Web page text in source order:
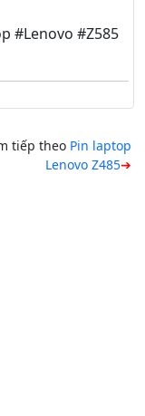
#Lenovo #Z585
tiếp theo Pin laptop
Lenovo Z485